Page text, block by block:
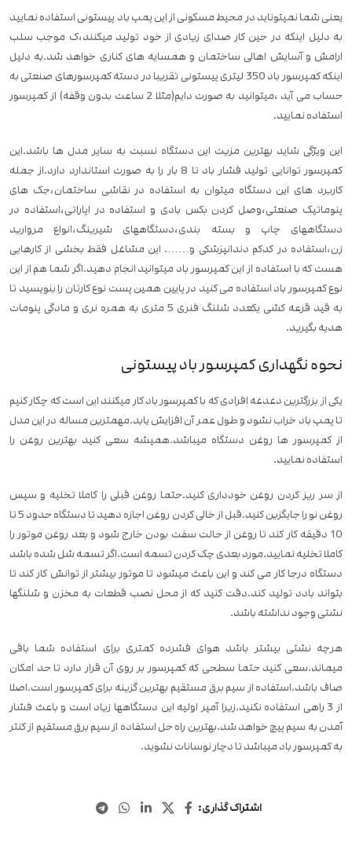
یعنی شما نمیتوناید در محیط مسکونی از این پمپ باد پیستونی استفاده نمایید
به دلیل اینکه در حین کار صدای زیادی از خود تولید میکنند،ک موجب سلب
ارامش و آسایش اهالی ساختمان و همسایه های کناری خواهد شد.به دلیل
اینکه کمپرسور باد 350 لیتری پیستونی تقریبا در دسته کمپرسورهای صنعتی به
حساب می آید ،میتوانید به صورت دایم(مثلا 2 ساعت بدون وقفه) از کمپرسور
استفاده نمایید.
این ویژگی شاید بهترین مزیت این دستگاه نسبت به سایر مدل ها باشد.این
کمپرسور توانایی تولید فشار باد تا 8 بار را به صورت استاندارد دارد.از جمله
کاربرد های این دستگاه میتوان به استفاده در نقاشی ساختمان،جک های
پنوماتیک صنعتی،وصل کردن بکس بادی و استفاده در اپاراتی،استفاده در
دستگاههای چاپ و بسته بندی،دستگاههای شیرینگ،انواع مروارید
زن،استفاده در کدکم دندانپزشکی و……. این مشاغل فقط بخشی از کارهایی
هست که با استفاده از این کمپرسور باد میتوانید انجام دهید.اگر شما هم از این
نوع کمپرسور باد استفاده می کنید در پایین همین پست نوع کارتان را بنویسید تا
به قید قرعه کشی یکعدد شلنگ فنری 5 متری به همره نری و مادگی پنومات
هدیه بگیرید.
نحوه نگهداری کمپرسور باد پیستونی
یکی از بزرگترین دغدغه افرادی که با کمپرسور باد کار میکنند این است که چکار کنیم
تا پمپ باد خراب نشود و طول عمر آن افزایش یابد.مهمترین مساله در این مدل
از کمپرسور ها روغن دستگاه میباشد.همیشه سعی کنید بهترین روغن را
استفاده نمایید.
از سر ریز کردن روغن خودداری کنید.حتما روغن قبلی را کاملا تخلیه و سپس
روغن نو را جایگزین کنید.قبل از خالی کردن روغن اجازه دهید تا دستگاه حدود 5 تا
10 دقیقه کار کند تا روغن از حالت سفت بودن خارج شود و بعد روغن موتور را
کاملا تخلیه نمایید.مورد بعدی چک کردن تسمه است.اگر تسمه شل شده باشد
دستگاه درجا کار می کند و این باعث میشود تا موتور بیشتر از توانش کار کند تا
بتواند بادد تولید کند.دقت کنید که از محل نصب قطعات به مخزن و شلنگها
نشتی وجود نداشته باشد.
هرچه نشتی بیشتر باشد هوای فشرده کمتری برای استفاده شما باقی
میماند.سعی کنید حتما سطحی که کمپرسور بر روی آن قرار دارد تا حد امکان
صاف باشد.استفاده از سیم برق مستقیم بهترین گزینه برای کمپرسور است.اصلا
از 3 راهی استفاده نکنید.زیرا آمپر اولیه این دستگاهها زیاد است و باعث فشار
آمدن به سیم پیچ خواهد شد.بهترین راه حل استفاده از سیم برق مستقیم از کنتر
به کمپرسور باد میباشد تا دچار نوسانات نشوید.
اشتراک گذاری: